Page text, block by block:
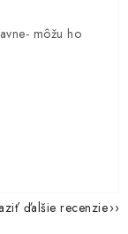
môžu ho
ďalšie recenzie